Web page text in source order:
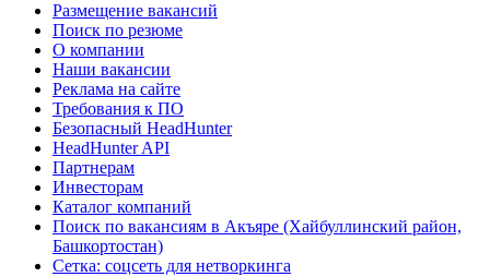
Размещение вакансий
Поиск по резюме
О компании
Наши вакансии
Реклама на сайте
Требования к ПО
Безопасный HeadHunter
HeadHunter API
Партнерам
Инвесторам
Каталог компаний
Поиск по вакансиям в Акъяре (Хайбуллинский район,
Башкортостан)
Сетка: соцсеть для нетворкинга